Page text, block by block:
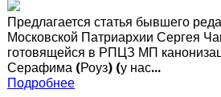
Предлагается статья бывшего
Московской Патриархии Сергея
готовящейся в РПЦЗ МП
Серафима (Роуз) (у нас...
Подробнее